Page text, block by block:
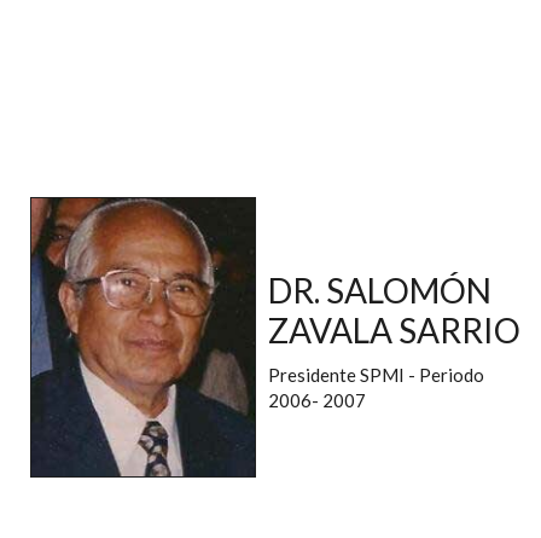
DR. SALOMÓN
ZAVALA SARRIO
Presidente SPMI - Periodo
2006- 2007